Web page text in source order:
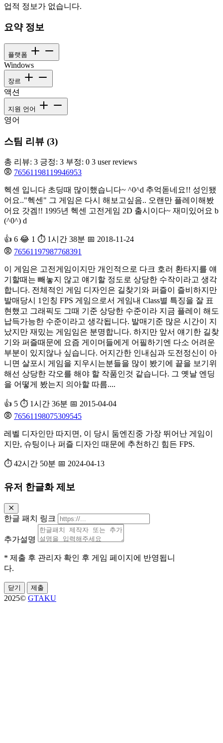
업적 정보가 없습니다.
요약 정보
플랫폼
Windows
장르
액션
지원 언어
영어
스팀 리뷰 (3)
총 리뷰: 3 긍정: 3 부정: 0 3 user reviews
76561198119946953
헥센 입니다 초딩때 많이했습니다~ ^0^d 추억돋네요!! 성인됐
어요.."헥센" 그 게임은 다시 해보고싶음.. 오랜만 플레이해봤
어요 갓겜!! 1995년 헥센 고전게임 2D 출시이다~ 재미있어요 b
(^0^) d
👍 6 😂 1 ⏱️ 1시간 38분 📅 2018-11-24
76561197987768391
이 게임은 고전게임이지만 개인적으로 다크 호러 환타지를 얘
기할때는 빼놓지 않고 얘기할 정도로 상당한 수작이라고 생각
합니다. 전체적인 게임 디자인은 길찾기와 퍼즐이 즐비하지만
발매당시 1인칭 FPS 게임으로서 게임내 Class별 특징을 잘 표
현했고 그래픽도 그때 기준 상당한 수준이라 지금 플레이 해도
납득가능한 수준이라고 생각됩니다. 발매기준 많은 시간이 지
났지만 재밌는 게임임은 분명합니다. 하지만 앞서 얘기한 길찾
기와 퍼즐때문에 요즘 게이머들에게 어필하기엔 다소 어려운
부분이 있지않나 싶습니다. 어지간한 인내심과 도전정신이 아
니면 살포시 게임을 지우시는분들을 많이 봤기에 끝을 보기위
해선 상당한 각오를 해야 할 작품인것 같습니다. 그 옛날 엔딩
을 어떻게 봤는지 의아할 따름....
👍 5 ⏱️ 1시간 36분 📅 2015-04-04
76561198075309545
레벨 디자인만 따지면, 이 당시 둠엔진중 가장 뛰어난 게임이
지만, 슈팅이나 퍼즐 디자인 때문에 추천하긴 힘든 FPS.
⏱️ 42시간 50분 📅 2024-04-13
유저 한글화 제보
한글 패치 링크
추가설명
* 제출 후 관리자 확인 후 게임 페이지에 반영됩니
다.
닫기 제출
2025© GTAKU